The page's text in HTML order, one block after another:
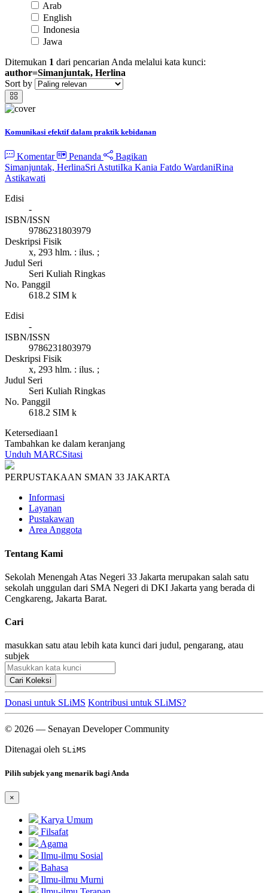
Arab
English
Indonesia
Jawa
Ditemukan 1 dari pencarian Anda melalui kata kunci:
author=Simanjuntak, Herlina
Sort by
Komunikasi efektif dalam praktik kebidanan
Komentar Penanda
Bagikan
Simanjuntak, HerlinaSri AstutiIka Kania Fatdo WardaniRina
Astikawati
Edisi
-
ISBN/ISSN
9786231803979
Deskripsi Fisik
x, 293 hlm. : ilus. ;
Judul Seri
Seri Kuliah Ringkas
No. Panggil
618.2 SIM k
Edisi
-
ISBN/ISSN
9786231803979
Deskripsi Fisik
x, 293 hlm. : ilus. ;
Judul Seri
Seri Kuliah Ringkas
No. Panggil
618.2 SIM k
Ketersediaan1
Tambahkan ke dalam keranjang
Unduh MARCSitasi
PERPUSTAKAAN SMAN 33 JAKARTA
Informasi
Layanan
Pustakawan
Area Anggota
Tentang Kami
Sekolah Menengah Atas Negeri 33 Jakarta merupakan salah satu
sekolah unggulan dari SMA Negeri di DKI Jakarta yang berada di
Cengkareng, Jakarta Barat.
Cari
masukkan satu atau lebih kata kunci dari judul, pengarang, atau
subjek
Cari Koleksi
Donasi untuk SLiMS Kontribusi untuk SLiMS?
© 2026 — Senayan Developer Community
Ditenagai oleh SLiMS
Pilih subjek yang menarik bagi Anda
×
Karya Umum
Filsafat
Agama
Ilmu-ilmu Sosial
Bahasa
Ilmu-ilmu Murni